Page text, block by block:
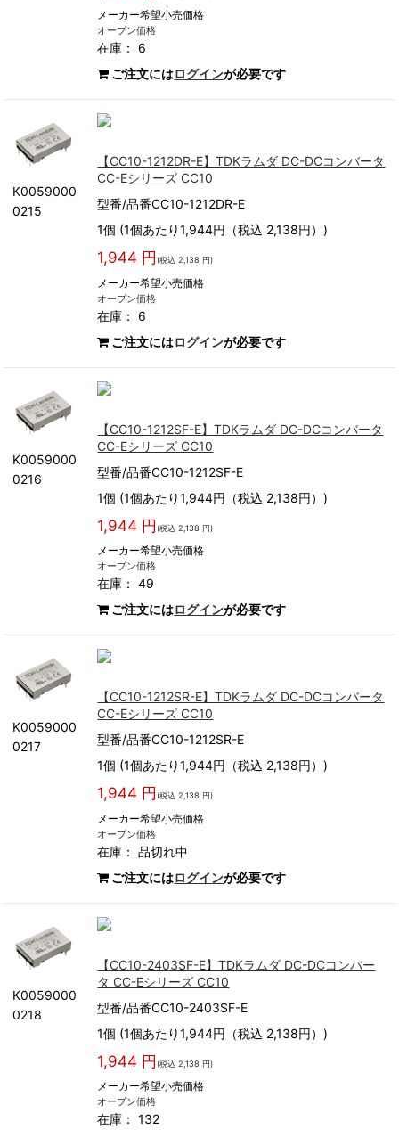
メーカー希望小売価格
オープン価格
在庫： 6
ご注文にはログインが必要です
K0059000
0215
【CC10-1212DR-E】TDKラムダ DC-DCコンバータ
CC-Eシリーズ CC10
型番/品番CC10-1212DR-E
1個 (1個あたり1,944円（税込 2,138円）)
1,944 円 (税込 2,138 円)
メーカー希望小売価格
オープン価格
在庫： 6
ご注文にはログインが必要です
K0059000
0216
【CC10-1212SF-E】TDKラムダ DC-DCコンバータ
CC-Eシリーズ CC10
型番/品番CC10-1212SF-E
1個 (1個あたり1,944円（税込 2,138円）)
1,944 円 (税込 2,138 円)
メーカー希望小売価格
オープン価格
在庫： 49
ご注文にはログインが必要です
K0059000
0217
【CC10-1212SR-E】TDKラムダ DC-DCコンバータ
CC-Eシリーズ CC10
型番/品番CC10-1212SR-E
1個 (1個あたり1,944円（税込 2,138円）)
1,944 円 (税込 2,138 円)
メーカー希望小売価格
オープン価格
在庫：品切れ中
ご注文にはログインが必要です
K0059000
0218
【CC10-2403SF-E】TDKラムダ DC-DCコンバー
タ CC-Eシリーズ CC10
型番/品番CC10-2403SF-E
1個 (1個あたり1,944円（税込 2,138円）)
1,944 円 (税込 2,138 円)
メーカー希望小売価格
オープン価格
在庫： 132